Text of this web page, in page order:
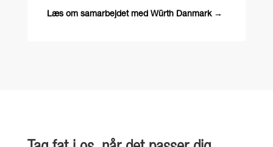
Læs om samarbejdet med Würth Danmark →